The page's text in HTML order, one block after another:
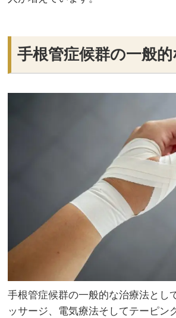
手根管症候群の一般
手根管症候群の一般的な治療法とし
ッサージ、電気療法そしてテーピン